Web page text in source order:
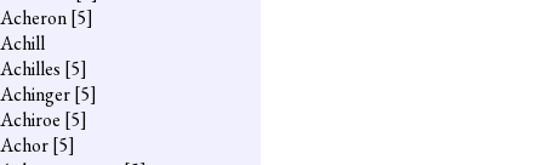
Acheron[5]
Achill
Achilles [5]
Achinger[5]
Achiroe [5]
Achor[5]